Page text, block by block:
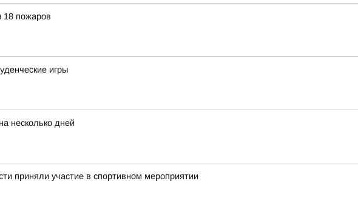
18 пожаров
игры
несколько дней
приняли участие в спортивном мероприятии